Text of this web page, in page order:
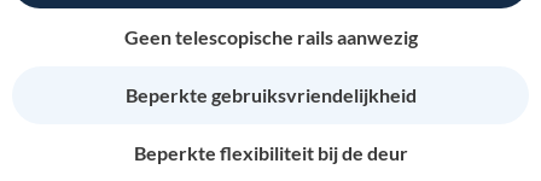
Geen telescopische rails aanwezig
Beperkte gebruiksvriendelijkheid
Beperkte flexibiliteit bij de deur